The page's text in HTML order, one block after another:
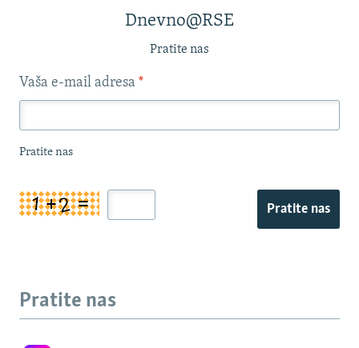
Dnevno@RSE
Pratite nas
Vaša e-mail adresa *
Pratite nas
Pratite nas
Pratite nas